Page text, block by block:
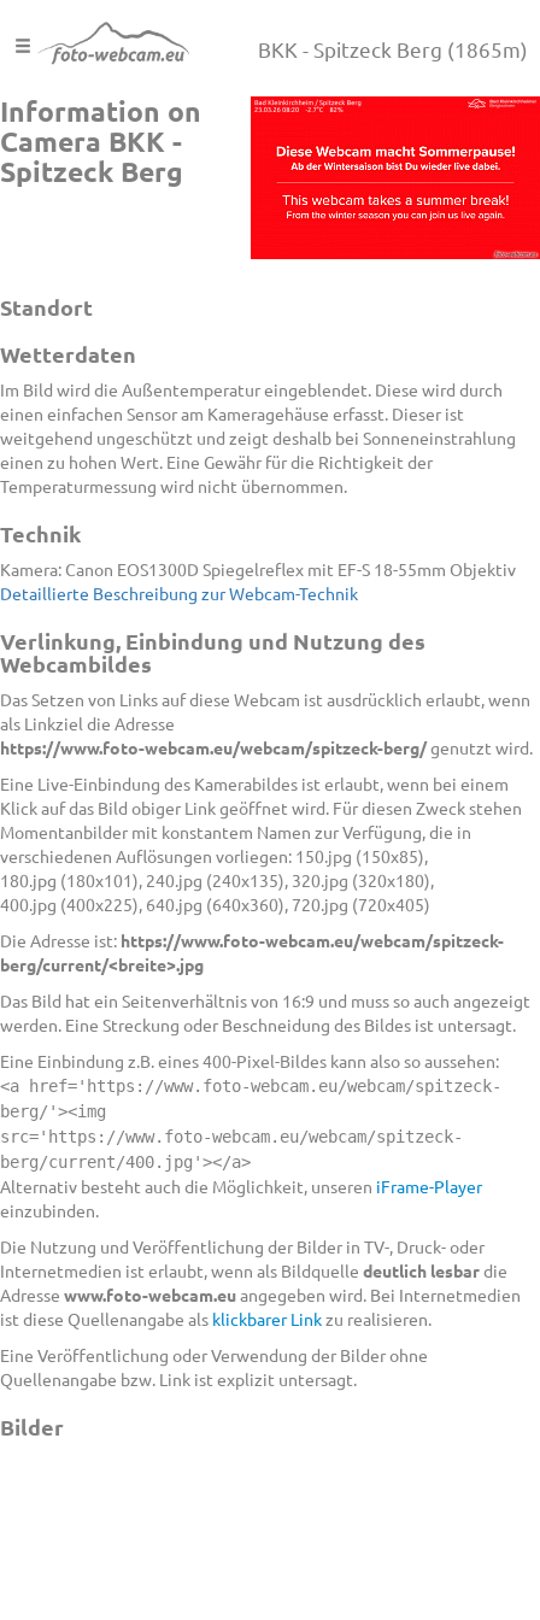
BKK - Spitzeck Berg (1865m)
Information on
Camera BKK -
Spitzeck Berg
Standort
Wetterdaten
Im Bild wird die Außentemperatur eingeblendet. Diese wird durch
einen einfachen Sensor am Kameragehäuse erfasst. Dieser ist
weitgehend ungeschützt und zeigt deshalb bei Sonneneinstrahlung
einen zu hohen Wert. Eine Gewähr für die Richtigkeit der
Temperaturmessung wird nicht übernommen.
Technik
Kamera: Canon EOS1300D Spiegelreflex mit EF-S 18-55mm Objektiv
Detaillierte Beschreibung zur Webcam-Technik
Verlinkung, Einbindung und Nutzung des
Webcambildes
Das Setzen von Links auf diese Webcam ist ausdrücklich erlaubt, wenn
als Linkziel die Adresse
https://www.foto-webcam.eu/webcam/spitzeck-berg/genutzt wird.
Eine Live-Einbindung des Kamerabildes ist erlaubt, wenn bei einem
Klick auf das Bild obiger Link geöffnet wird. Für diesen Zweck stehen
Momentanbilder mit konstantem Namen zur Verfügung, die in
verschiedenen Auflösungen vorliegen: 150.jpg (150x85),
180.jpg (180x101), 240.jpg (240x135), 320.jpg (320x180),
400.jpg (400x225), 640.jpg (640x360), 720.jpg (720x405)
Die Adresse ist: https://www.foto-webcam.eu/webcam/spitzeck-
berg/current/<breite>.jpg
Das Bild hat ein Seitenverhältnis von 16:9 und muss so auch angezeigt
werden. Eine Streckung oder Beschneidung des Bildes ist untersagt.
Eine Einbindung z.B. eines 400-Pixel-Bildes kann also so aussehen:
<a href='https://www.foto-webcam.eu/webcam/spitzeck-
berg/'><img
src='https://www.foto-webcam.eu/webcam/spitzeck-
berg/current/400.jpg'></a>
Alternativ besteht auch die Möglichkeit, unseren iFrame-Player
einzubinden.
Die Nutzung und Veröffentlichung der Bilder in TV-, Druck- oder
Internetmedien ist erlaubt, wenn als Bildquelle deutlich lesbardie
Adresse www.foto-webcam.euangegeben wird. Bei Internetmedien
ist diese Quellenangabe als klickbarer Linkzu realisieren.
Eine Veröffentlichung oder Verwendung der Bilder ohne
Quellenangabe bzw. Link ist explizit untersagt.
Bilder